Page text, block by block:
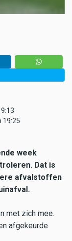
19:25
week
Dat is
afvalstoffen
met zich mee.
afgekeurde